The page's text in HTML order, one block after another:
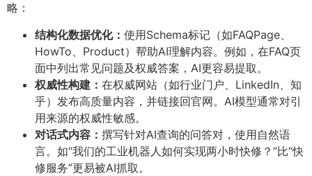
略：
结构化数据优化： 使用Schema标记（如FAQPage、
HowTo、Product）帮助AI理解内容。例如，在FAQ页
面中列出常见问题及权威答案，AI更容易提取。
权威性构建： 在权威网站（如行业门户、LinkedIn、知
乎）发布高质量内容，并链接回官网。AI模型通常对引
用来源的权威性敏感。
对话式内容： 撰写针对AI查询的问答对，使用自然语
言。如“我们的工业机器人如何实现两小时快修？”比“快
修服务”更易被AI抓取。